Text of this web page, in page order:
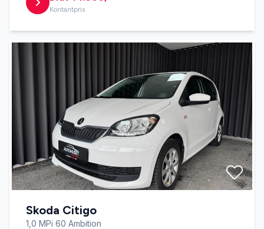
Kontantpris
Skoda Citigo
1,0 MPi 60 Ambition